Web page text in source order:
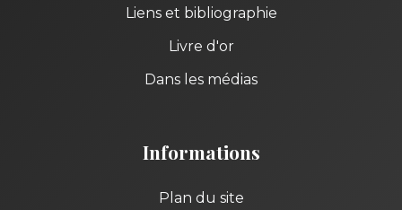
Liens et bibliographie
Livre d'or
Dans les médias
Informations
Plan du site